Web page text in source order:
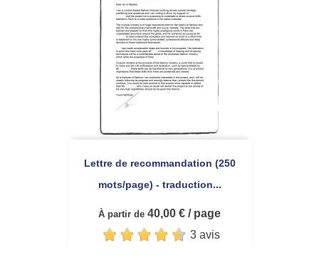
Lettre de recommandation (250
mots/page) - traduction...
À partir de 40,00 € / page
3 avis